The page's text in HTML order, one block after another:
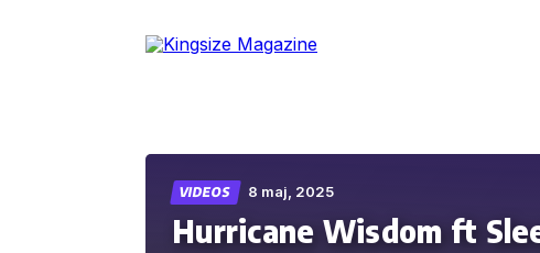
VIDEOS 8 maj, 2025
Hurricane Wisdom ft